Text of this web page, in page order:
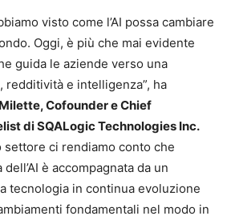
visto come l’AI possa cambiare
Oggi, è più che mai evidente
guida le aziende verso una
redditività e intelligenza”, ha
Cofounder e Chief
di SQALogic Technologies Inc.
settore ci rendiamo conto che
è accompagnata da un
tecnologia in continua evoluzione
fondamentali nel modo in